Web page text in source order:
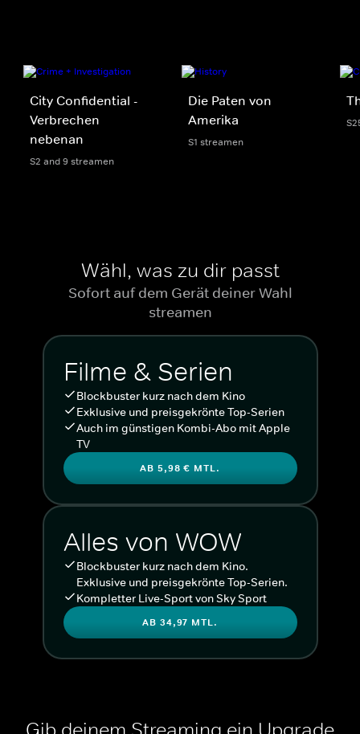
City Confidential -
Verbrechen
nebenan
S2 and 9 streamen
Die Paten von
Amerika
S1 streamen
Wähl, was zu dir passt
Sofort auf dem Gerät deiner Wahl
streamen
Filme & Serien
Blockbuster kurz nach dem Kino
Exklusive und preisgekrönte Top-Serien
Auch im günstigen Kombi-Abo mit Apple
TV
AB 5,98 € MTL.
Alles von WOW
Blockbuster kurz nach dem Kino.
Exklusive und preisgekrönte Top-Serien.
Kompletter Live-Sport von Sky Sport
AB 34,97 MTL.
Gib deinem Streaming ein Upgrade